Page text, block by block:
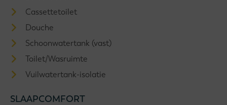
Cassettetoilet
Douche
Schoonwatertank (vast)
Toilet/Wasruimte
Vuilwatertank-isolatie
SLAAPCOMFORT